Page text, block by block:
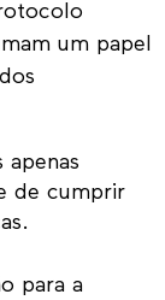
um papel
apenas
de cumprir
para a